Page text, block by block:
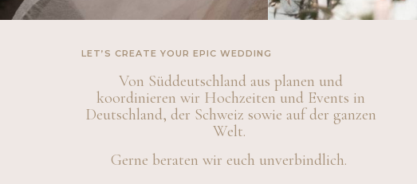
LET’S CREATE YOUR EPIC WEDDING
Von Süddeutschland aus planen und
koordinieren wir Hochzeiten und Events in
Deutschland, der Schweiz sowie auf der ganzen
Welt.
Gerne beraten wir euch unverbindlich.